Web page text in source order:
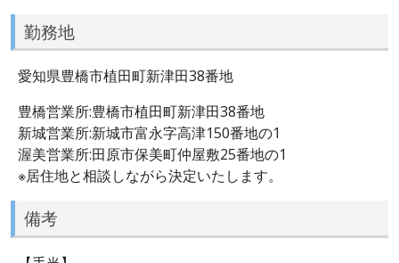
勤務地
愛知県豊橋市植田町新津田38番地
豊橋営業所:豊橋市植田町新津田38番地
新城営業所:新城市富永字高津150番地の1
渥美営業所:田原市保美町仲屋敷25番地の1
※居住地と相談しながら決定いたします。
備考